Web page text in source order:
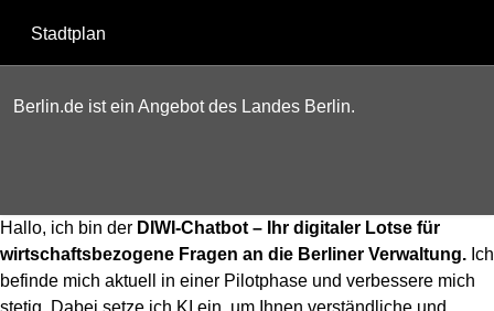
Stadtplan
Berlin.de ist ein Angebot des Landes Berlin.
Hallo, ich bin der DIWI-Chatbot – Ihr digitaler Lotse für
wirtschaftsbezogene Fragen an die Berliner Verwaltung. Ich
befinde mich aktuell in einer Pilotphase und verbessere mich
stetig. Dabei setze ich KI ein, um Ihnen verständliche und